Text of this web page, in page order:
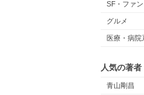
SF・ファ
グルメ
医療・病院
人気の著者
青山剛昌